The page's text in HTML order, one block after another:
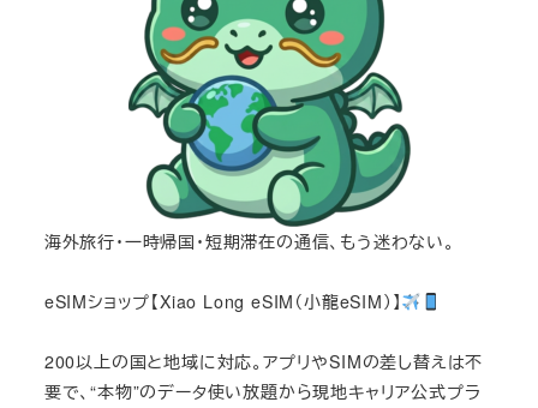
海外旅行・一時帰国・短期滞在の通信、もう迷わない。
eSIMショップ【Xiao Long eSIM（小龍eSIM）】
200以上の国と地域に対応。アプリやSIMの差し替えは不
要で、“本物”のデータ使い放題から現地キャリア公式プラ